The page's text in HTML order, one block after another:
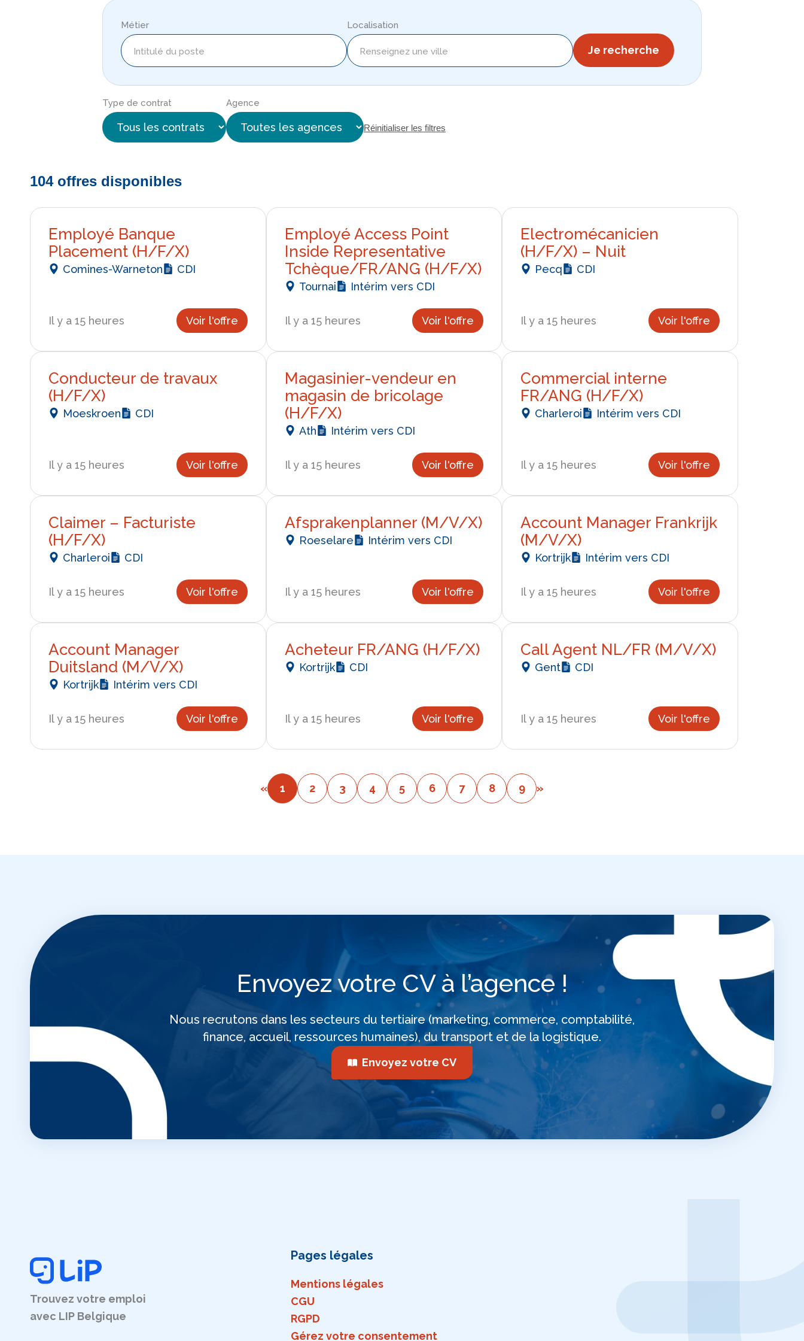
Métier Localisation
Je recherche
Type de contrat Agence
Réinitialiser les filtres
104 offres disponibles
Employé Banque
Placement (H/F/X)
Comines-Warneton CDI
Il y a 15 heures Voir l'offre
Employé Access Point
Inside Representative
Tchèque/FR/ANG (H/F/X)
Tournai Intérim vers CDI
Il y a 15 heures Voir l'offre
Electromécanicien
(H/F/X) – Nuit
Pecq CDI
Il y a 15 heures Voir l'offre
Conducteur de travaux
(H/F/X)
Moeskroen CDI
Il y a 15 heures Voir l'offre
Magasinier-vendeur en
magasin de bricolage
(H/F/X)
Ath Intérim vers CDI
Il y a 15 heures Voir l'offre
Commercial interne
FR/ANG (H/F/X)
Charleroi Intérim vers CDI
Il y a 15 heures Voir l'offre
Claimer – Facturiste
(H/F/X)
Charleroi CDI
Il y a 15 heures Voir l'offre
Afsprakenplanner (M/V/X)
Roeselare Intérim vers CDI
Il y a 15 heures Voir l'offre
Account Manager Frankrijk
(M/V/X)
Kortrijk Intérim vers CDI
Il y a 15 heures Voir l'offre
Account Manager
Duitsland (M/V/X)
Kortrijk Intérim vers CDI
Il y a 15 heures Voir l'offre
Acheteur FR/ANG (H/F/X)
Kortrijk CDI
Il y a 15 heures Voir l'offre
Call Agent NL/FR (M/V/X)
Gent CDI
Il y a 15 heures Voir l'offre
« 1 2 3 4 5 6 7 8 9 »
Envoyez votre CV à l’agence !
Nous recrutons dans les secteurs du tertiaire (marketing, commerce, comptabilité,
finance, accueil, ressources humaines), du transport et de la logistique.
Envoyez votre CV
Trouvez votre emploi
avec LIP Belgique
Pages légales
Mentions légales
CGU
RGPD
Gérez votre consentement